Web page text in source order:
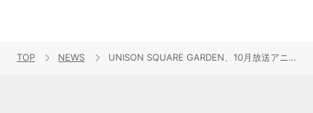
TOP NEWS UNISON SQUARE GARDEN、10月放送アニメ『鴨乃橋ロンの禁断推理』オープニング主題歌9月27日発売決定！